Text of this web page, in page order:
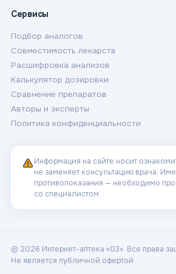
Сервисы
Подбор аналогов
Совместимость лекарств
Расшифровка анализов
Калькулятор дозировки
Сравнение препаратов
Авторы и эксперты
Политика конфиденциальности
Информация на сайте носит
не заменяет консультацию врача.
противопоказания — необходимо
со специалистом.
© 2026 Интернет-аптека «03». Все права
Не является публичной офертой